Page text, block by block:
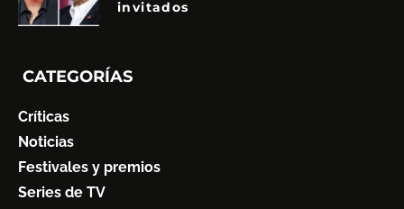
invitados
CATEGORÍAS
Críticas
Noticias
Festivales y premios
Series de TV